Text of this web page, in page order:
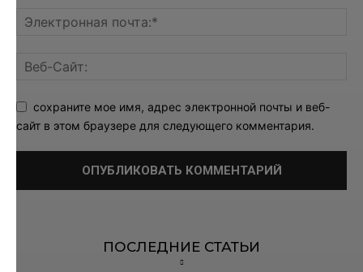
сохраните мое имя, адрес электронной почты и веб-
сайт в этом браузере для следующего комментария.
ПОСЛЕДНИЕ СТАТЬИ